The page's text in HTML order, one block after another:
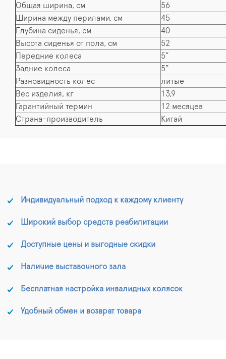
Общая ширина, см
56
Ширина между перилами, см
45
Глубина сиденья, см
40
Высота сиденья от пола, см
52
Передние колеса
5”
Задние колеса
5”
Разновидность колес
литые
Вес изделия, кг
13,9
Гарантийный термин
12 месяцев
Страна-производитель
Китай
Индивидуальный подход к каждому клиенту
Широкий выбор средств реабилитации
Доступные цены и выгодные скидки
Наличие выставочного зала
Бесплатная настройка инвалидных колясок
Удобный обмен и возврат товара